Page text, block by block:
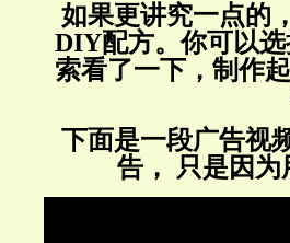
如果更讲究一点的
DIY配方。你可以
索看了一下，制作
下面是一段广告视
告， 只是因